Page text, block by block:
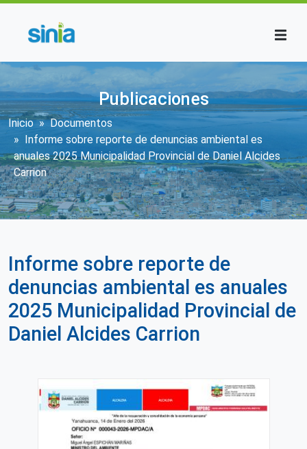
Publicaciones
Sobrescribir enlaces de ayuda a la
Inicio
Documentos
Informe sobre reporte de denuncias ambiental es
anuales 2025 Municipalidad Provincial de Daniel Alcides
Carrion
Informe sobre reporte de
denuncias ambiental es anuales
2025 Municipalidad Provincial de
Daniel Alcides Carrion